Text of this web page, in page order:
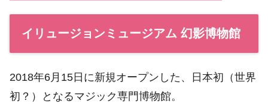
イリュージョンミュージアム 幻影博物館
2018年6月15日に新規オープンした、日本初（世界
初？）となるマジック専門博物館。